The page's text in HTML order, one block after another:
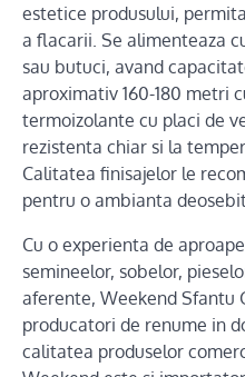
estetice produsului,
a flacarii. Se alimenteaza
sau butuci, avand
aproximativ 160-180 metri
termoizolante cu placi de
rezistenta chiar si la
Calitatea finisajelor le
pentru o ambianta
Cu o experienta de
semineelor, sobelor,
aferente, Weekend Sfantu
producatori de renume in
calitatea produselor